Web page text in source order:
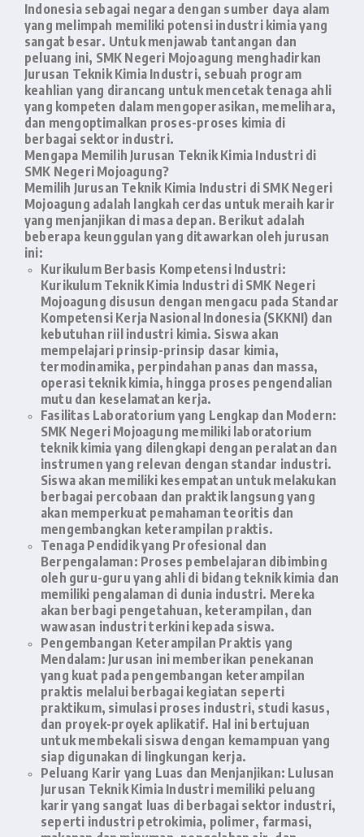
Indonesia sebagai negara dengan sumber daya alam
yang melimpah memiliki potensi industri kimia yang
sangat besar. Untuk menjawab tantangan dan
peluang ini, SMK Negeri Mojoagung menghadirkan
Jurusan Teknik Kimia Industri, sebuah program
keahlian yang dirancang untuk mencetak tenaga ahli
yang kompeten dalam mengoperasikan, memelihara,
dan mengoptimalkan proses-proses kimia di
berbagai sektor industri.
Mengapa Memilih Jurusan Teknik Kimia Industri di
SMK Negeri Mojoagung?
Memilih Jurusan Teknik Kimia Industri di SMK Negeri
Mojoagung adalah langkah cerdas untuk meraih karir
yang menjanjikan di masa depan. Berikut adalah
beberapa keunggulan yang ditawarkan oleh jurusan
ini:
Kurikulum Berbasis Kompetensi Industri:
Kurikulum Teknik Kimia Industri di SMK Negeri
Mojoagung disusun dengan mengacu pada Standar
Kompetensi Kerja Nasional Indonesia (SKKNI) dan
kebutuhan riil industri kimia. Siswa akan
mempelajari prinsip-prinsip dasar kimia,
termodinamika, perpindahan panas dan massa,
operasi teknik kimia, hingga proses pengendalian
mutu dan keselamatan kerja.
Fasilitas Laboratorium yang Lengkap dan Modern:
SMK Negeri Mojoagung memiliki laboratorium
teknik kimia yang dilengkapi dengan peralatan dan
instrumen yang relevan dengan standar industri.
Siswa akan memiliki kesempatan untuk melakukan
berbagai percobaan dan praktik langsung yang
akan memperkuat pemahaman teoritis dan
mengembangkan keterampilan praktis.
Tenaga Pendidik yang Profesional dan
Berpengalaman: Proses pembelajaran dibimbing
oleh guru-guru yang ahli di bidang teknik kimia dan
memiliki pengalaman di dunia industri. Mereka
akan berbagi pengetahuan, keterampilan, dan
wawasan industri terkini kepada siswa.
Pengembangan Keterampilan Praktis yang
Mendalam: Jurusan ini memberikan penekanan
yang kuat pada pengembangan keterampilan
praktis melalui berbagai kegiatan seperti
praktikum, simulasi proses industri, studi kasus,
dan proyek-proyek aplikatif. Hal ini bertujuan
untuk membekali siswa dengan kemampuan yang
siap digunakan di lingkungan kerja.
Peluang Karir yang Luas dan Menjanjikan: Lulusan
Jurusan Teknik Kimia Industri memiliki peluang
karir yang sangat luas di berbagai sektor industri,
seperti industri petrokimia, polimer, farmasi,